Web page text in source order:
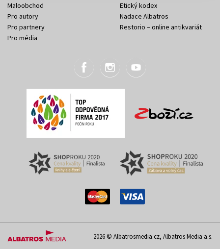
Maloobchod
Pro autory
Pro partnery
Pro média
Etický kodex
Nadace Albatros
Restorio – online antikvariát
2026 © Albatrosmedia.cz, Albatros Media a.s.